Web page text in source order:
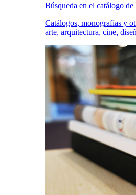
Búsqueda en el catálogo
Catálogos, monografías y
arte, arquitectura, cine,